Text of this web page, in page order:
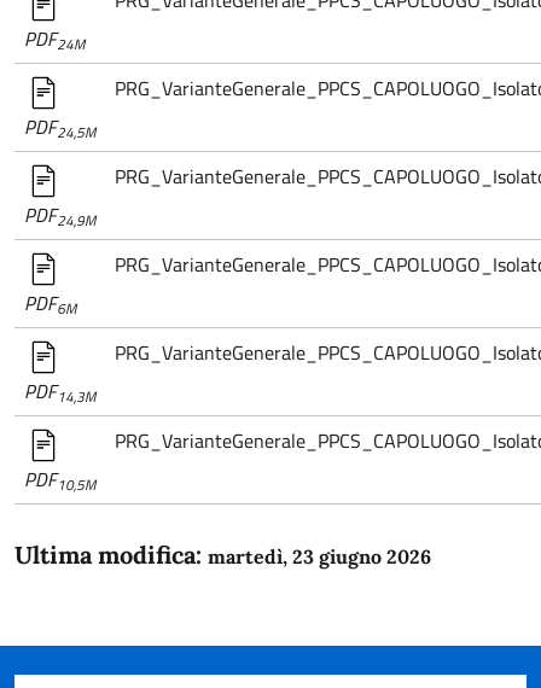
PDF24M
PDF24,5M
PDF24,9M
PDF6M
PDF14,3M
PDF10,5M
Ultima modifica: martedì, 23 giugno 2026